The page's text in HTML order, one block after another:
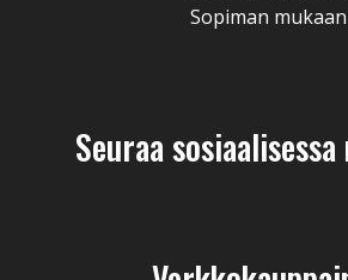
Sopiman mukaan
Seuraa sosiaalisessa